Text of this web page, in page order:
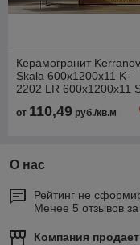
Керамогранит
Skala 600х1200х11 K-
2202 LR 600х1200х11
от 110,49 руб./кв.м
О нас
Рейтинг не
Менее 5 отзывов
Компания